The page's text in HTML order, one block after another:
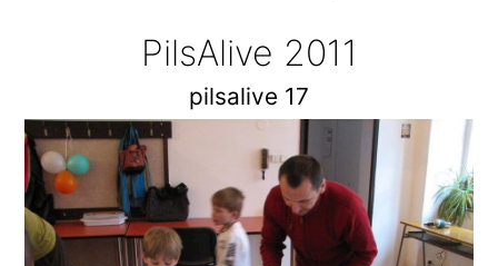
PilsAlive 2011
pilsalive 17